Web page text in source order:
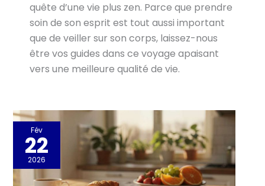
quête d’une vie plus zen. Parce que prendre
soin de son esprit est tout aussi important
que de veiller sur son corps, laissez-nous
être vos guides dans ce voyage apaisant
vers une meilleure qualité de vie.
Fév
22
2026